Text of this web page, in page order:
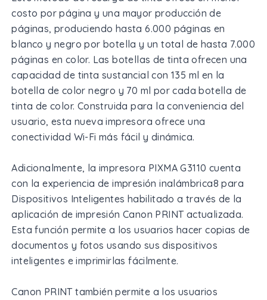
costo por página y una mayor producción de
páginas, produciendo hasta 6.000 páginas en
blanco y negro por botella y un total de hasta 7.000
páginas en color. Las botellas de tinta ofrecen una
capacidad de tinta sustancial con 135 ml en la
botella de color negro y 70 ml por cada botella de
tinta de color. Construida para la conveniencia del
usuario, esta nueva impresora ofrece una
conectividad Wi-Fi más fácil y dinámica.
Adicionalmente, la impresora PIXMA G3110 cuenta
con la experiencia de impresión inalámbrica8 para
Dispositivos Inteligentes habilitado a través de la
aplicación de impresión Canon PRINT actualizada.
Esta función permite a los usuarios hacer copias de
documentos y fotos usando sus dispositivos
inteligentes e imprimirlas fácilmente.
Canon PRINT también permite a los usuarios